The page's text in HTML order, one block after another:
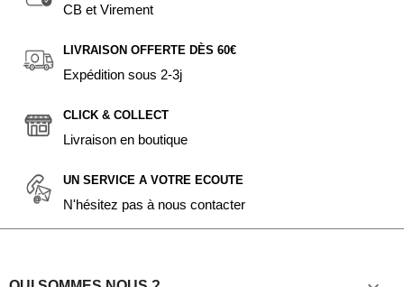
CB et Virement
LIVRAISON OFFERTE DÈS 60€
Expédition sous 2-3j
CLICK & COLLECT
Livraison en boutique
UN SERVICE A VOTRE ECOUTE
N'hésitez pas à nous contacter